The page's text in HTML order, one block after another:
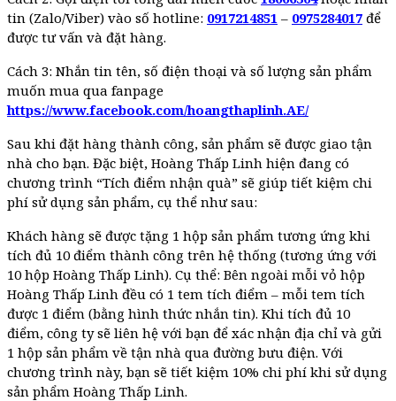
tin (Zalo/Viber) vào số hotline: 0917214851 – 0975284017 để
được tư vấn và đặt hàng.
Cách 3: Nhắn tin tên, số điện thoại và số lượng sản phẩm
muốn mua qua fanpage
https://www.facebook.com/hoangthaplinh.AE/
Sau khi đặt hàng thành công, sản phẩm sẽ được giao tận
nhà cho bạn. Đặc biệt, Hoàng Thấp Linh hiện đang có
chương trình “Tích điểm nhận quà” sẽ giúp tiết kiệm chi
phí sử dụng sản phẩm, cụ thể như sau:
Khách hàng sẽ được tặng 1 hộp sản phẩm tương ứng khi
tích đủ 10 điểm thành công trên hệ thống (tương ứng với
10 hộp Hoàng Thấp Linh). Cụ thể: Bên ngoài mỗi vỏ hộp
Hoàng Thấp Linh đều có 1 tem tích điểm – mỗi tem tích
được 1 điểm (bằng hình thức nhắn tin). Khi tích đủ 10
điểm, công ty sẽ liên hệ với bạn để xác nhận địa chỉ và gửi
1 hộp sản phẩm về tận nhà qua đường bưu điện. Với
chương trình này, bạn sẽ tiết kiệm 10% chi phí khi sử dụng
sản phẩm Hoàng Thấp Linh.